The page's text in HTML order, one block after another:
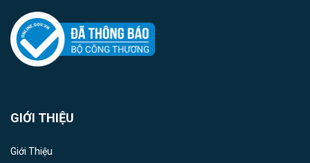
GIỚI THIỆU
Giới Thiệu